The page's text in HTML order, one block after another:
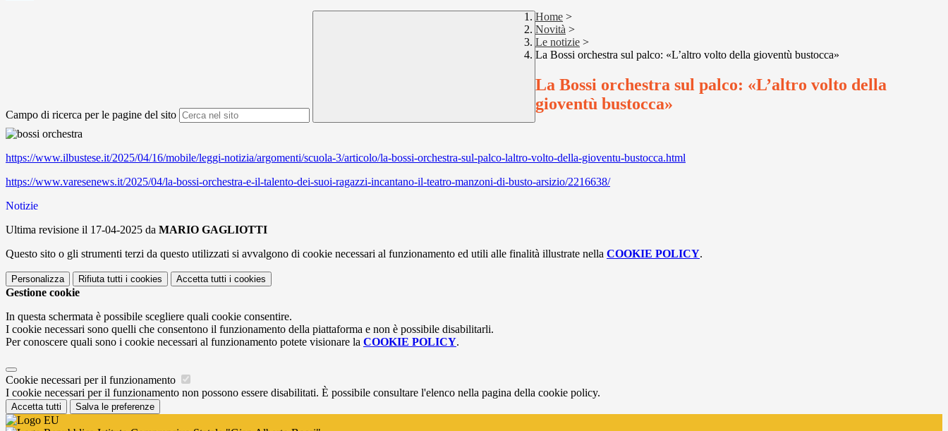
Campo di ricerca per le pagine del sito
Home >
Novità >
Le notizie >
La Bossi orchestra sul palco: «L’altro volto della gioventù bustocca»
La Bossi orchestra sul palco: «L’altro volto della
gioventù bustocca»
https://www.ilbustese.it/2025/04/16/mobile/leggi-notizia/argomenti/scuola-3/articolo/la-bossi-orchestra-sul-palco-laltro-volto-della-gioventu-bustocca.html
https://www.varesenews.it/2025/04/la-bossi-orchestra-e-il-talento-dei-suoi-ragazzi-incantano-il-teatro-manzoni-di-busto-arsizio/2216638/
Notizie
Ultima revisione il 17-04-2025 da MARIO GAGLIOTTI
Questo sito o gli strumenti terzi da questo utilizzati si avvalgono di cookie necessari al funzionamento ed utili alle finalità illustrate nella COOKIE POLICY.
Personalizza Rifiuta tutti i cookies Accetta tutti i cookies
Gestione cookie
In questa schermata è possibile scegliere quali cookie consentire.
I cookie necessari sono quelli che consentono il funzionamento della piattaforma e non è possibile disabilitarli.
Per conoscere quali sono i cookie necessari al funzionamento potete visionare la COOKIE POLICY.
Cookie necessari per il funzionamento
I cookie necessari per il funzionamento non possono essere disabilitati. È possibile consultare l'elenco nella pagina della cookie policy.
Accetta tutti Salva le preferenze